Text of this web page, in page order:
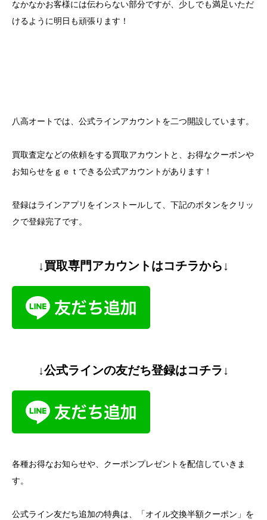
なかなかお客様には伝わらない部分ですが、少しでも満足いただ
けるように明日も頑張ります！
八高オートでは、公式ラインアカウントを二つ開設しています。
買取査定などの依頼をする買取アカウントと、お得なクーポンや
お知らせをｇｅｔできる公式アカウントがあります！
登録はラインアプリをインストールして、下記のボタンをクリッ
クで登録完了です。
↓買取専門アカウントはコチラから↓
↓公式ラインの友だち登録はコチラ↓
各種お得なお知らせや、クーポンプレゼントを配信していきま
す。
公式ライン友だち追加の特典は、「オイル交換半額クーポン」を